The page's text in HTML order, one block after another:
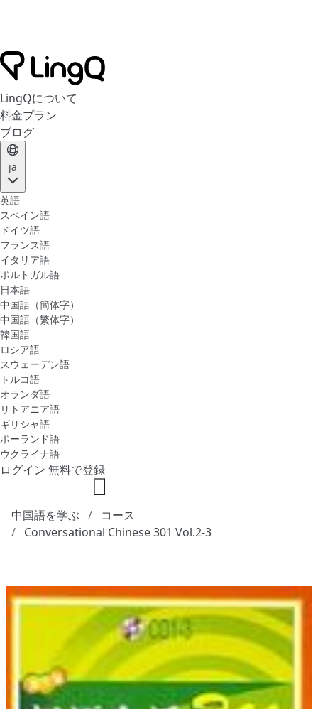
LingQについて
料金プラン
ブログ
ja
英語
スペイン語
ドイツ語
フランス語
イタリア語
ポルトガル語
日本語
中国語（簡体字）
中国語（繁体字）
韓国語
ロシア語
スウェーデン語
トルコ語
オランダ語
リトアニア語
ギリシャ語
ポーランド語
ウクライナ語
ログイン 無料で登録
中国語を学ぶ
コース
Conversational Chinese 301 Vol.2-3